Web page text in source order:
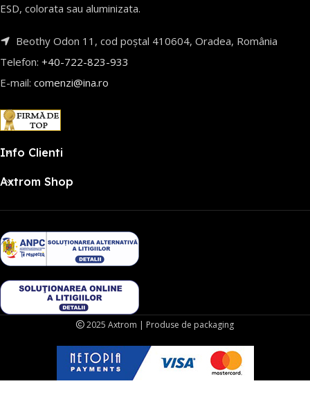
ESD, colorata sau aluminizata.
Beothy Odon 11, cod poștal 410604, Oradea, România
Telefon: +40-722-823-933
E-mail: comenzi@ina.ro
Info Clienti
Axtrom Shop
2025 Axtrom | Produse de packaging